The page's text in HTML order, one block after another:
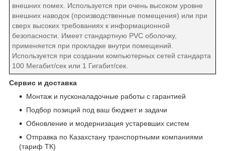
внешних помех. Используется при очень высоком уровне
внешних наводок (производственные помещения) или при
сверх высоких требованиях к информационной
безопасности. Имеет стандартную PVC оболочку,
применяется при прокладке внутри помещений.
Используется при создании компьютерных сетей стандарта
100 Мегабит/сек или 1 Гигабит/сек.
Сервис и доставка
Монтаж и пусконаладочные работы с гарантией
Подбор позиций под ваш бюджет и задачи
Обновление и модернизация устаревших систем
Отправка по Казахстану транспортными компаниями
(тариф ТК)